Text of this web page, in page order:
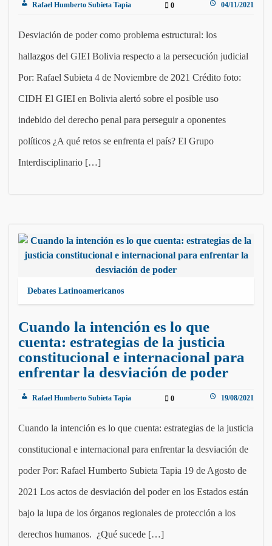
Rafael Humberto Subieta Tapia 0 04/11/2021
Desviación de poder como problema estructural: los
hallazgos del GIEI Bolivia respecto a la persecución judicial
Por: Rafael Subieta 4 de Noviembre de 2021 Crédito foto:
CIDH El GIEI en Bolivia alertó sobre el posible uso
indebido del derecho penal para perseguir a oponentes
políticos ¿A qué retos se enfrenta el país? El Grupo
Interdisciplinario […]
Debates Latinoamericanos
Cuando la intención es lo que
cuenta: estrategias de la justicia
constitucional e internacional para
enfrentar la desviación de poder
Rafael Humberto Subieta Tapia 0 19/08/2021
Cuando la intención es lo que cuenta: estrategias de la justicia
constitucional e internacional para enfrentar la desviación de
poder Por: Rafael Humberto Subieta Tapia 19 de Agosto de
2021 Los actos de desviación del poder en los Estados están
bajo la lupa de los órganos regionales de protección a los
derechos humanos. ¿Qué sucede […]